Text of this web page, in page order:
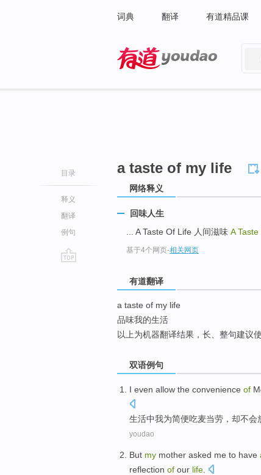
词典 翻译 有道精品课
目录
释义
翻译
例句
a taste of my life
网络释义
回味人生
... A Taste Of Life 人间滋味 A
基于4个网页-相关网页
有道翻译
a taste of my life
品味我的生活
以上为机器翻译结果，长、整句建议
双语例句
I even allow the convenience of
生活中我为简便吃麦当劳 ， 却不会
youdao
But my mother asked me to have
reflection of our life